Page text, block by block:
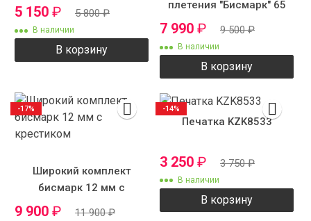
5 150 ₽ 5 800₽
В наличии
В корзину
плетения "Бисмарк" 65
см 12 мм 120 грамм
7 990 ₽ 9 500₽
В наличии
В корзину
Широкий комплект
бисмарк 12 мм с
крестиком
9 900 ₽ 11 900₽
-17%
Печатка KZK8533
3 250 ₽ 3 750₽
В наличии
В корзину
-14%